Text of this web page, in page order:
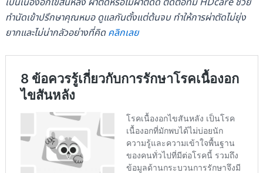
ทำนัดเข้าปรึกษาคุณหมอ ดูแลกันตั้งแต่ต้นจบ ทำให้การผ่าตัดไม่ยุ่ง
ยากและไม่น่ากลัวอย่างที่คิด คลิกเลย